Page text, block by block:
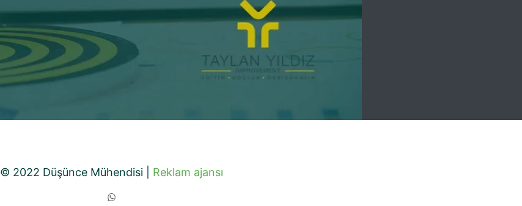
© 2022 Düşünce Mühendisi | Reklam ajansı